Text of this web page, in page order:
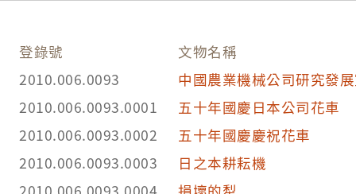
登錄號
文物名稱
2010.006.0093
中國農業機械公司研究發
2010.006.0093.0001
五十年國慶日本公司花車
2010.006.0093.0002
五十年國慶慶祝花車
2010.006.0093.0003
日之本耕耘機